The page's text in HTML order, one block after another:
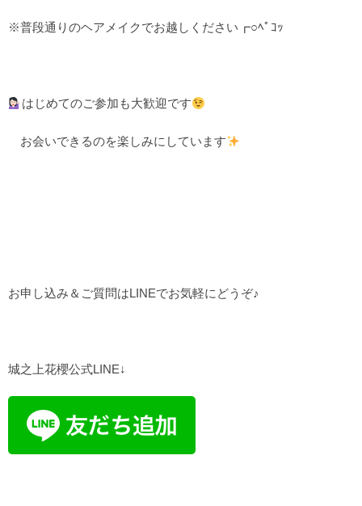
※普段通りのヘアメイクでお越しください┏○ﾍﾟｺｯ
はじめてのご参加も大歓迎です
お会いできるのを楽しみにしています
お申し込み＆ご質問はLINEでお気軽にどうぞ♪
城之上花櫻公式LINE↓